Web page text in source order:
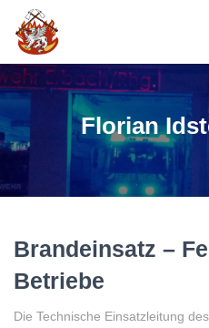
Florian
Brandeinsatz –
Betriebe
Die Technische Einsatzleitung